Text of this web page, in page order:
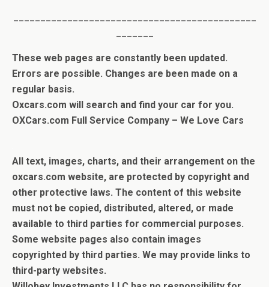
These web pages are constantly been updated.
Errors are possible. Changes are been made on a
regular basis.
Oxcars.com will search and find your car for you.
OXCars.com Full Service Company – We Love Cars
All text, images, charts, and their arrangement on the
oxcars.com website, are protected by copyright and
other protective laws. The content of this website
must not be copied, distributed, altered, or made
available to third parties for commercial purposes.
Some website pages also contain images
copyrighted by third parties. We may provide links to
third-party websites.